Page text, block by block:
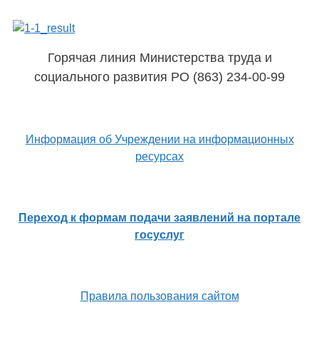
Горячая линия Министерства труда и
социального развития РО (863) 234-00-99
Информация об Учреждении на информационных
ресурсах
Переход к формам подачи заявлений на портале
госуслуг
Правила пользования сайтом